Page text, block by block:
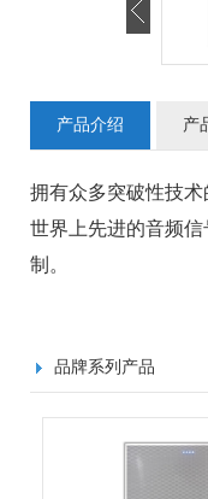
产品介绍 产
拥有众多突破性技
世界上先进的音频
制。
品牌系列产品